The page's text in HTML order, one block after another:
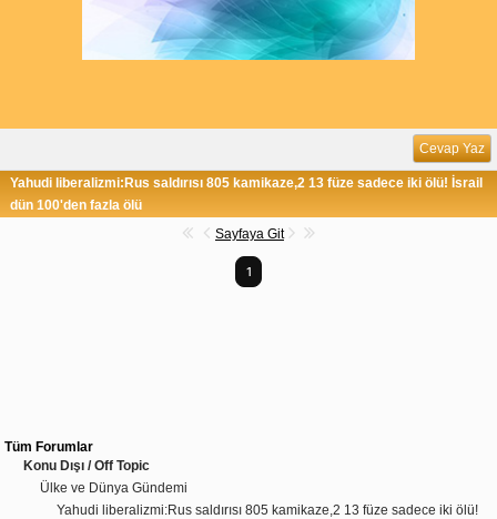
Cevap Yaz
Yahudi liberalizmi:Rus saldırısı 805 kamikaze,2 13 füze sadece iki ölü! İsrail
dün 100'den fazla ölü
Sayfaya Git
1
Tüm Forumlar
Konu Dışı / Off Topic
Ülke ve Dünya Gündemi
Yahudi liberalizmi:Rus saldırısı 805 kamikaze,2 13 füze sadece iki ölü!